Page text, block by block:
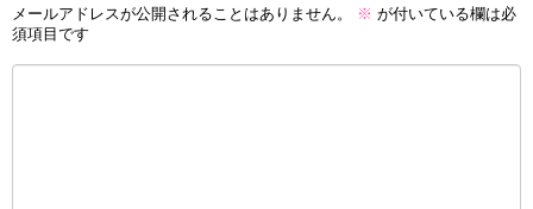
メールアドレスが公開されることはありません。 ※ が付いている欄は必
須項目です